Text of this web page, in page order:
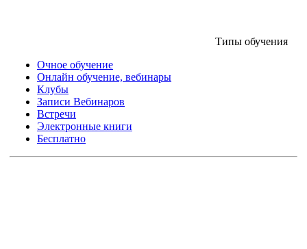
Типы обучения
Очное обучение
Онлайн обучение, вебинары
Клубы
Записи Вебинаров
Встречи
Электронные книги
Бесплатно